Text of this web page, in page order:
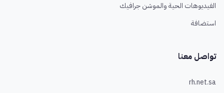
الفيديوهات الحية والموشن جرافيك
استضافة
تواصل معنا
rh.net.sa